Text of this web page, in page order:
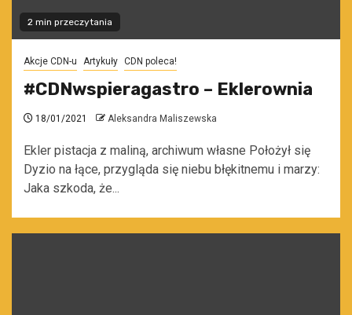
2 min przeczytania
Akcje CDN-u Artykuły CDN poleca!
#CDNwspieragastro – Eklerownia
18/01/2021 Aleksandra Maliszewska
Ekler pistacja z maliną, archiwum własne Położył się
Dyzio na łące, przygląda się niebu błękitnemu i marzy:
Jaka szkoda, że...